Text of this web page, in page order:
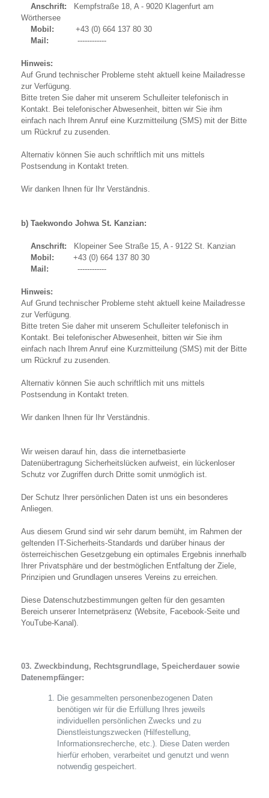
Anschrift: Kempfstraße 18, A - 9020 Klagenfurt am
Wörthersee
Mobil: +43 (0) 664 137 80 30
Mail: ------------
Hinweis:
Auf Grund technischer Probleme steht aktuell keine Mailadresse
zur Verfügung.
Bitte treten Sie daher mit unserem Schulleiter telefonisch in
Kontakt. Bei telefonischer Abwesenheit, bitten wir Sie ihm
einfach nach Ihrem Anruf eine Kurzmitteilung (SMS) mit der Bitte
um Rückruf zu zusenden.
Alternativ können Sie auch schriftlich mit uns mittels
Postsendung in Kontakt treten.
Wir danken Ihnen für Ihr Verständnis.
b) Taekwondo Johwa St. Kanzian:
Anschrift: Klopeiner See Straße 15, A - 9122 St. Kanzian
Mobil: +43 (0) 664 137 80 30
Mail: ------------
Hinweis:
Auf Grund technischer Probleme steht aktuell keine Mailadresse
zur Verfügung.
Bitte treten Sie daher mit unserem Schulleiter telefonisch in
Kontakt. Bei telefonischer Abwesenheit, bitten wir Sie ihm
einfach nach Ihrem Anruf eine Kurzmitteilung (SMS) mit der Bitte
um Rückruf zu zusenden.
Alternativ können Sie auch schriftlich mit uns mittels
Postsendung in Kontakt treten.
Wir danken Ihnen für Ihr Verständnis.
Wir weisen darauf hin, dass die internetbasierte
Datenübertragung Sicherheitslücken aufweist, ein lückenloser
Schutz vor Zugriffen durch Dritte somit unmöglich ist.
Der Schutz Ihrer persönlichen Daten ist uns ein besonderes
Anliegen.
Aus diesem Grund sind wir sehr darum bemüht, im Rahmen der
geltenden IT-Sicherheits-Standards und darüber hinaus der
österreichischen Gesetzgebung ein optimales Ergebnis innerhalb
Ihrer Privatsphäre und der bestmöglichen Entfaltung der Ziele,
Prinzipien und Grundlagen unseres Vereins zu erreichen.
Diese Datenschutzbestimmungen gelten für den gesamten
Bereich unserer Internetpräsenz (Website, Facebook-Seite und
YouTube-Kanal).
03. Zweckbindung, Rechtsgrundlage, Speicherdauer sowie
Datenempfänger:
Die gesammelten personenbezogenen Daten
benötigen wir für die Erfüllung Ihres jeweils
individuellen persönlichen Zwecks und zu
Dienstleistungszwecken (Hilfestellung,
Informationsrecherche, etc.). Diese Daten werden
hierfür erhoben, verarbeitet und genutzt und wenn
notwendig gespeichert.